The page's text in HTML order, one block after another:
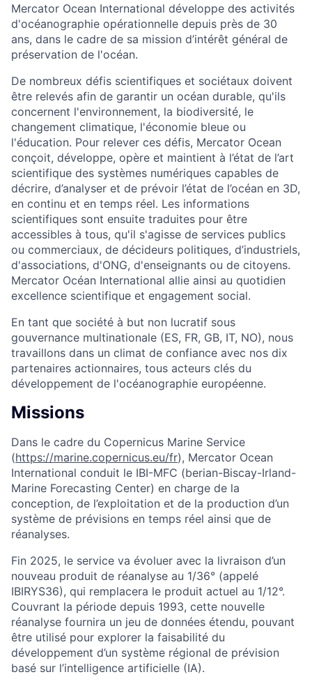
Mercator Ocean International développe des activités
d'océanographie opérationnelle depuis près de 30
ans, dans le cadre de sa mission d’intérêt général de
préservation de l'océan.
De nombreux défis scientifiques et sociétaux doivent
être relevés afin de garantir un océan durable, qu'ils
concernent l'environnement, la biodiversité, le
changement climatique, l'économie bleue ou
l'éducation. Pour relever ces défis, Mercator Ocean
conçoit, développe, opère et maintient à l’état de l’art
scientifique des systèmes numériques capables de
décrire, d’analyser et de prévoir l’état de l’océan en 3D,
en continu et en temps réel. Les informations
scientifiques sont ensuite traduites pour être
accessibles à tous, qu'il s'agisse de services publics
ou commerciaux, de décideurs politiques, d’industriels,
d'associations, d'ONG, d'enseignants ou de citoyens.
Mercator Océan International allie ainsi au quotidien
excellence scientifique et engagement social.
En tant que société à but non lucratif sous
gouvernance multinationale (ES, FR, GB, IT, NO), nous
travaillons dans un climat de confiance avec nos dix
partenaires actionnaires, tous acteurs clés du
développement de l'océanographie européenne.
Missions
Dans le cadre du Copernicus Marine Service
(https://marine.copernicus.eu/fr), Mercator Ocean
International conduit le IBI-MFC (berian-Biscay-Irland-
Marine Forecasting Center) en charge de la
conception, de l’exploitation et de la production d’un
système de prévisions en temps réel ainsi que de
réanalyses.
Fin 2025, le service va évoluer avec la livraison d’un
nouveau produit de réanalyse au 1/36° (appelé
IBIRYS36), qui remplacera le produit actuel au 1/12°.
Couvrant la période depuis 1993, cette nouvelle
réanalyse fournira un jeu de données étendu, pouvant
être utilisé pour explorer la faisabilité du
développement d’un système régional de prévision
basé sur l’intelligence artificielle (IA).